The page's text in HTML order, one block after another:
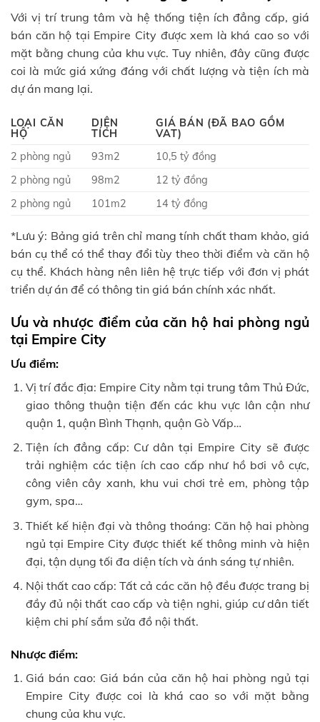
Với vị trí trung tâm và hệ thống tiện ích đẳng cấp, giá
bán căn hộ tại Empire City được xem là khá cao so với
mặt bằng chung của khu vực. Tuy nhiên, đây cũng được
coi là mức giá xứng đáng với chất lượng và tiện ích mà
dự án mang lại.
LOẠI CĂN
HỘ
DIỆN
TÍCH
GIÁ BÁN (ĐÃ BAO GỒM
VAT)
2 phòng ngủ
93m2
10,5 tỷ đồng
2 phòng ngủ
98m2
12 tỷ đồng
2 phòng ngủ
101m2 14 tỷ đồng
*Lưu ý: Bảng giá trên chỉ mang tính chất tham khảo, giá
bán cụ thể có thể thay đổi tùy theo thời điểm và căn hộ
cụ thể. Khách hàng nên liên hệ trực tiếp với đơn vị phát
triển dự án để có thông tin giá bán chính xác nhất.
Ưu và nhược điểm của căn hộ hai phòng ngủ
tại Empire City
Ưu điểm:
Vị trí đắc địa: Empire City nằm tại trung tâm Thủ Đức,
giao thông thuận tiện đến các khu vực lân cận như
quận 1, quận Bình Thạnh, quận Gò Vấp…
Tiện ích đẳng cấp: Cư dân tại Empire City sẽ được
trải nghiệm các tiện ích cao cấp như hồ bơi vô cực,
công viên cây xanh, khu vui chơi trẻ em, phòng tập
gym, spa…
Thiết kế hiện đại và thông thoáng: Căn hộ hai phòng
ngủ tại Empire City được thiết kế thông minh và hiện
đại, tận dụng tối đa diện tích và ánh sáng tự nhiên.
Nội thất cao cấp: Tất cả các căn hộ đều được trang bị
đầy đủ nội thất cao cấp và tiện nghi, giúp cư dân tiết
kiệm chi phí sắm sửa đồ nội thất.
Nhược điểm:
Giá bán cao: Giá bán của căn hộ hai phòng ngủ tại
Empire City được coi là khá cao so với mặt bằng
chung của khu vực.